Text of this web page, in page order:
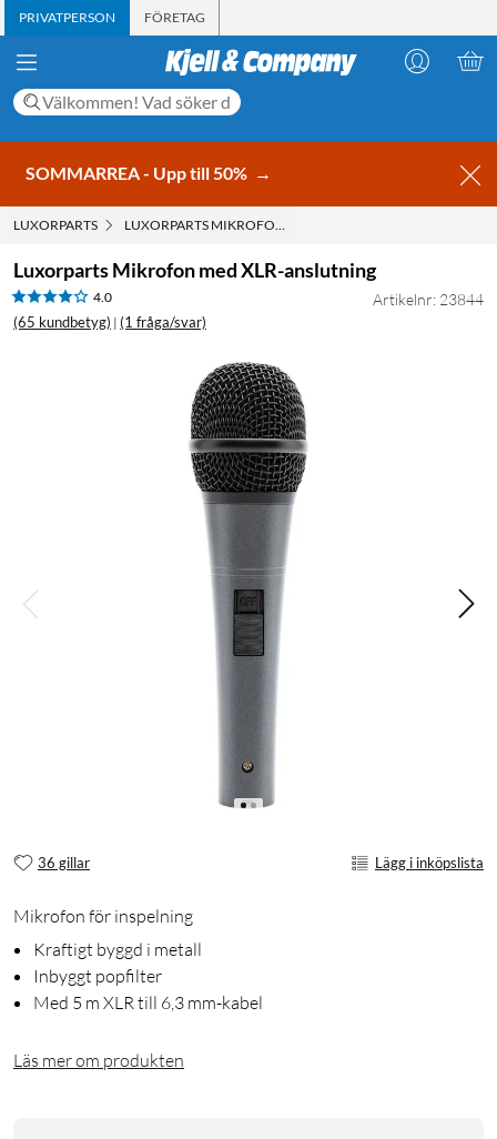
PRIVATPERSON FÖRETAG
SOMMARREA - Upp till 50% →
LUXORPARTS LUXORPARTS MIKROFON MED XLR-ANSLUTNING
Luxorparts Mikrofon med XLR-anslutning
4.0
(65 kundbetyg) | (1 fråga/svar)
Artikelnr: 23844
36 gillar Lägg i inköpslista
Mikrofon för inspelning
Kraftigt byggd i metall
Inbyggt popfilter
Med 5 m XLR till 6,3 mm-kabel
Läs mer om produkten